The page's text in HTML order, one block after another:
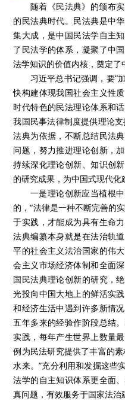
随着《民法典》的颁布实
的民法典时代。民法典是中
集大成，是中国民法学自主
了民法学的体系，凝聚了中
法学知识的价值内核，奠定了
习近平总书记强调，要“
快构建体现我国社会主义性
时代特色的民法理论体系和
我国民事法律制度提供理论
法典为依据，不断总结民法
问题，努力推进理论创新，
持续深化理论创新、知识创
的研究成果，为中国式现代化
一是理论创新应当植根中
的，“法律是一种不断完善的
于实践，才能成为具有生命
法典编纂本身就是在法治轨
平的社会主义法治国家的伟
会主义市场经济体制和全面
国民法典理论创新的研究，
光投向中国大地上的鲜活实
和经济生活中遇到许多新情
五年多来的经验作阶段总结
实践，每年产生世界上数量
例为民法研究提供了丰富的
水来。”充分利用和发掘这些
法学的自主知识体系更全面
真问题，有效服务于国家法治